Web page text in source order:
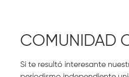
COMUNIDAD
Si te resultó interesante